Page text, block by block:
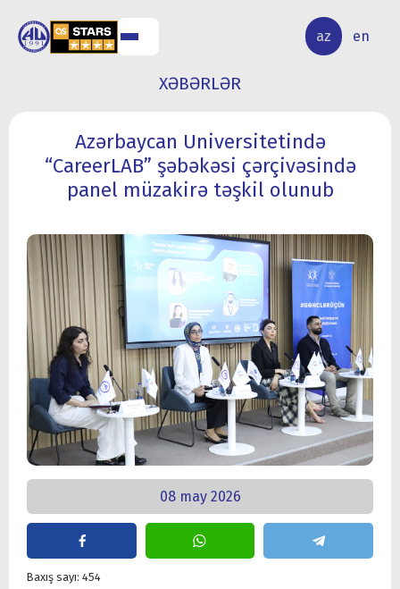
az en
ELMİ
TƏDQİQAT
XƏBƏRLƏR
Azərbaycan Universitetində
“CareerLAB” şəbəkəsi çərçivəsində
panel müzakirə təşkil olunub
08 may 2026
Baxış sayı: 454